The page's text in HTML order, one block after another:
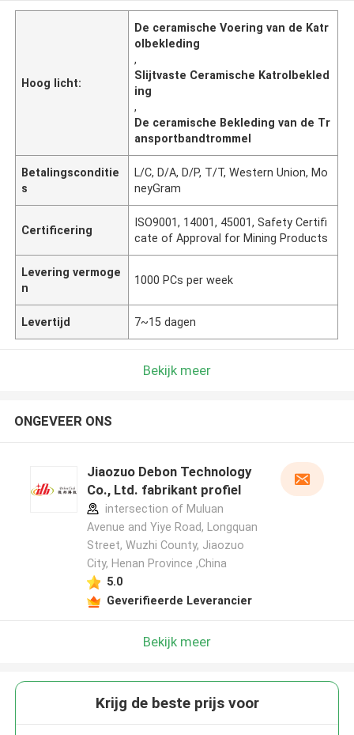
Hoog licht:
De ceramische Voering van de Katr
olbekleding
,
Slijtvaste Ceramische Katrolbekled
ing
,
De ceramische Bekleding van de Tr
ansportbandtrommel
Betalingsconditie
s
L/C, D/A, D/P, T/T, Western Union, Mo
neyGram
Certificering
ISO9001, 14001, 45001, Safety Certifi
cate of Approval for Mining Products
Levering vermoge
n
1000 PCs per week
Levertijd 7~15 dagen
Bekijk meer
ONGEVEER ONS
Jiaozuo Debon Technology
Co., Ltd. fabrikant profiel
intersection of Muluan
Avenue and Yiye Road, Longquan
Street, Wuzhi County, Jiaozuo
City, Henan Province ,China
5.0
Geverifieerde Leverancier
Bekijk meer
Krijg de beste prijs voor